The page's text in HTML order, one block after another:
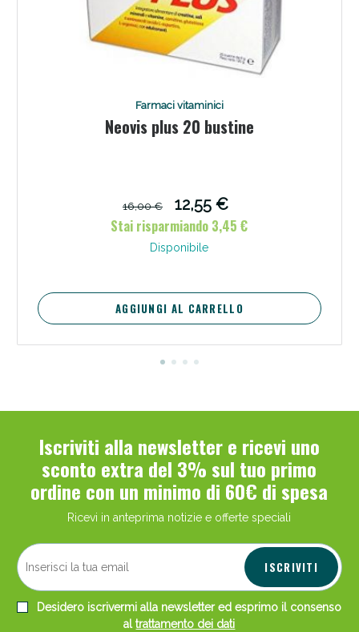
Farmaci vitaminici
Neovis plus 20 bustine
16,00 €
12,55 €
Stai risparmiando 3,45 €
Disponibile
AGGIUNGI AL CARRELLO
Iscriviti alla newsletter e ricevi uno
sconto extra del 3% sul tuo primo
ordine con un minimo di 60€ di spesa
Ricevi in anteprima notizie e offerte speciali
ISCRIVITI
Desidero iscrivermi alla newsletter ed esprimo il consenso
altrattamento dei dati
Scopri le offerte di Oggi